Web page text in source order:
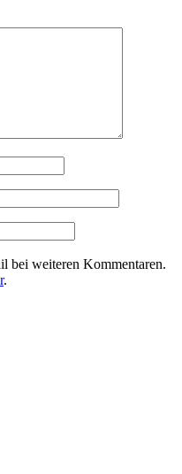
bei weiteren Kommentaren.
.